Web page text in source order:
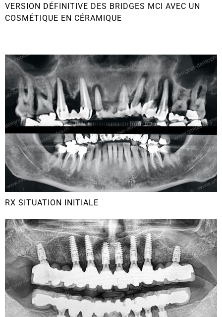
VERSION DÉFINITIVE DES BRIDGES MCI AVEC UN
COSMÉTIQUE EN CÉRAMIQUE
RX SITUATION INITIALE